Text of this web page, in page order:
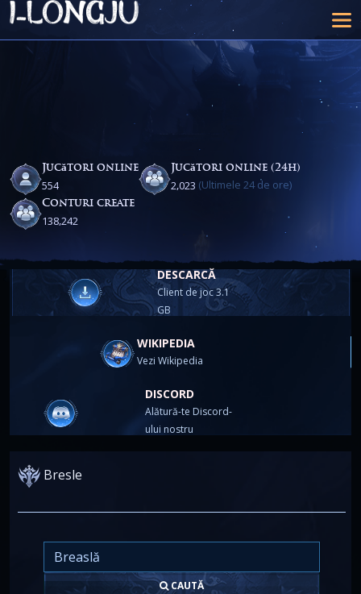
Jucători online
554
Jucători online (24h)
2,023 (Ultimele 24 de ore)
Conturi create
138,242
DESCARCĂ
Client de joc 3.1
GB
WIKIPEDIA
Vezi Wikipedia
DISCORD
Alătură-te Discord-
ului nostru
Bresle
CAUTĂ